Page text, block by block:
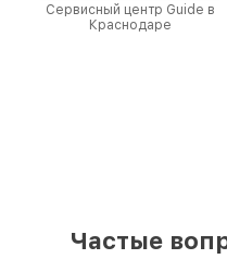
Сервисный центр Guide в
Краснодаре
Частые